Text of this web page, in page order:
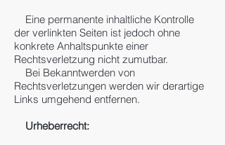
Eine permanente inhaltliche Kontrolle
der verlinkten Seiten ist jedoch ohne
konkrete Anhaltspunkte einer
Rechtsverletzung nicht zumutbar.
Bei Bekanntwerden von
Rechtsverletzungen werden wir derartige
Links umgehend entfernen.
Urheberrecht: